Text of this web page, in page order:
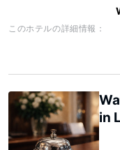
このホテルの詳細情報：
in